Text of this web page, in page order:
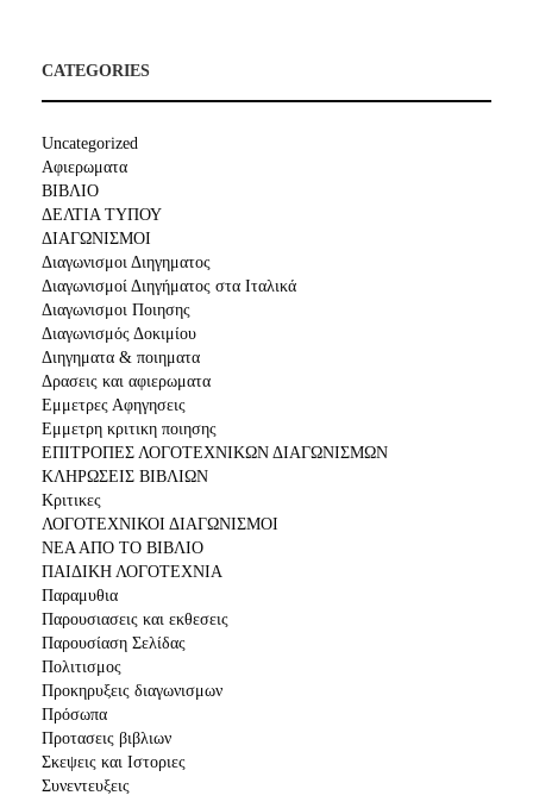
CATEGORIES
Uncategorized
Αφιερωματα
ΒΙΒΛΙΟ
ΔΕΛΤΙΑ ΤΥΠΟΥ
ΔΙΑΓΩΝΙΣΜΟΙ
Διαγωνισμοι Διηγηματος
Διαγωνισμοί Διηγήματος στα Ιταλικά
Διαγωνισμοι Ποιησης
Διαγωνισμός Δοκιμίου
Διηγηματα & ποιηματα
Δρασεις και αφιερωματα
Εμμετρες Αφηγησεις
Εμμετρη κριτικη ποιησης
ΕΠΙΤΡΟΠΕΣ ΛΟΓΟΤΕΧΝΙΚΩΝ ΔΙΑΓΩΝΙΣΜΩΝ
ΚΛΗΡΩΣΕΙΣ ΒΙΒΛΙΩΝ
Κριτικες
ΛΟΓΟΤΕΧΝΙΚΟΙ ΔΙΑΓΩΝΙΣΜΟΙ
ΝΕΑ ΑΠΟ ΤΟ ΒΙΒΛΙΟ
ΠΑΙΔΙΚΗ ΛΟΓΟΤΕΧΝΙΑ
Παραμυθια
Παρουσιασεις και εκθεσεις
Παρουσίαση Σελίδας
Πολιτισμος
Προκηρυξεις διαγωνισμων
Πρόσωπα
Προτασεις βιβλιων
Σκεψεις και Ιστοριες
Συνεντευξεις